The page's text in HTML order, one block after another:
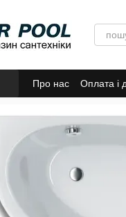
Про нас Оплата і